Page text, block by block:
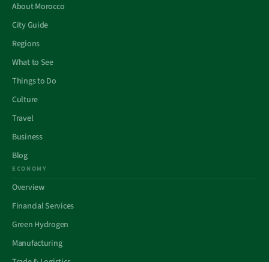
About Morocco
City Guide
Regions
What to See
Things to Do
Culture
Travel
Business
Blog
ECONOMY
Overview
Financial Services
Green Hydrogen
Manufacturing